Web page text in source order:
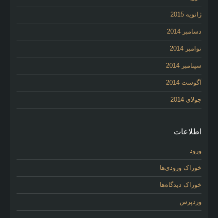
ژانویه 2015
دسامبر 2014
نوامبر 2014
سپتامبر 2014
آگوست 2014
جولای 2014
اطلاعات
ورود
خوراک ورودی‌ها
خوراک دیدگاه‌ها
وردپرس